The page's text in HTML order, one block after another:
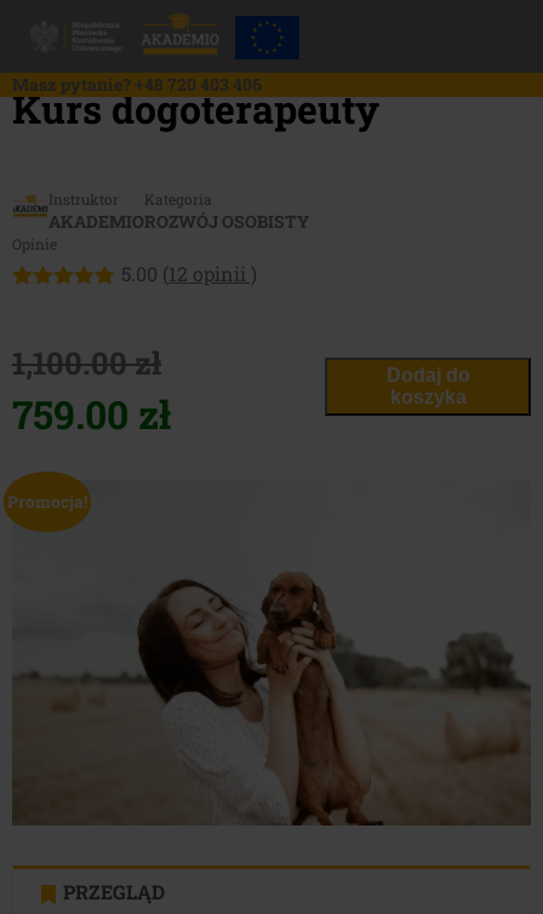
Masz pytanie? +48 720 403 406
Kurs dogoterapeuty
Instruktor
AKADEMIO
Kategoria
ROZWÓJ OSOBISTY
Opinie
podstawie
ocen
klientów
5.00 (12 opinii )
1,100.00zł
Pierwotna
cena
wynosiła:
1,100.00 zł.
759.00 złAktualna
759.00 zł.
Dodaj do
koszyka
Promocja!
PRZEGLĄD